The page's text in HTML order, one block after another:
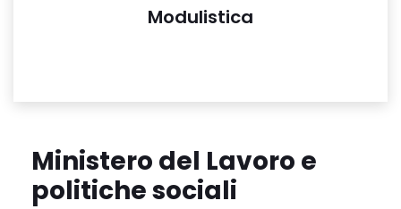
Modulistica
Ministero del Lavoro e
politiche sociali